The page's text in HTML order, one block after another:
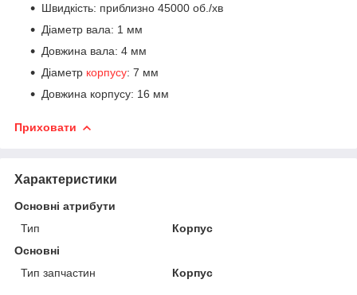
Швидкість: приблизно 45000 об./хв
Діаметр вала: 1 мм
Довжина вала: 4 мм
Діаметр корпусу: 7 мм
Довжина корпусу: 16 мм
Приховати
Характеристики
Основні атрибути
Тип
Корпус
Основні
Тип запчастин
Корпус